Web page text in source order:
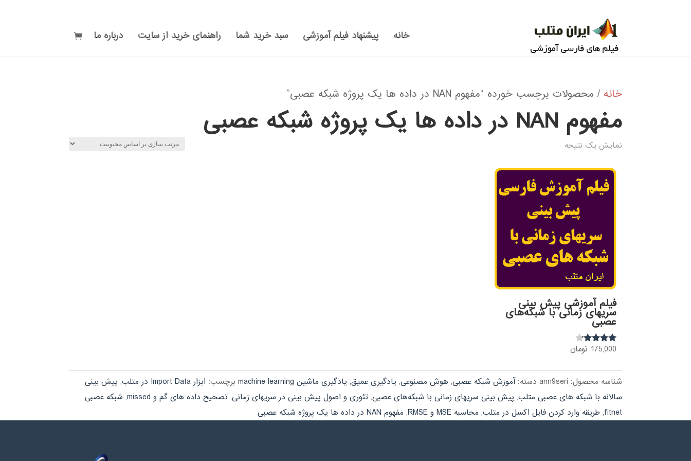
خانه پیشنهاد فیلم آموزشی سبد خرید شما راهنمای خرید از سایت درباره ما
خانه / محصولات برچسب خورده “مفهوم NAN در داده ها یک پروژه شبکه عصبی”
مفهوم NAN در داده ها یک پروژه شبکه عصبی
نمایش یک نتیجه
فیلم آموزشی پیش بینی
سریهای زمانی با شبکه‌های
عصبی
نمره
175,000 تومان
شناسه محصول: ann9seri دسته:آموزش شبکه عصبی, هوش مصنوعی, یادگیری عمیق, یادگیری ماشین machine learning برچسب: ابزار Import Data در متلب , پیش بینی
سالانه با شبکه های عصبی متلب, پیش بینی سریهای زمانی با شبکه‌های عصبی,تئوری و اصول پیش بینی در سریهای زمانی,تصحیح داده های گم و missed , شبکه عصبی
fitnet
, طریقه وارد کردن فایل اکسل در متلب, محاسبه MSE و RMSE , مفهوم NAN در داده ها یک پروژه شبکه عصبی